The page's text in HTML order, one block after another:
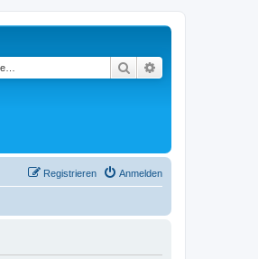
Suche
Anmelden
Registrieren